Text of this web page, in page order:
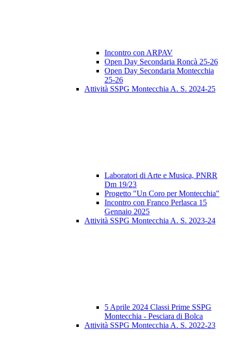
Incontro con ARPAV
Open Day Secondaria Roncà 25-26
Open Day Secondaria Montecchia
25-26
Attività SSPG Montecchia A. S. 2024-25
Laboratori di Arte e Musica, PNRR
Dm 19/23
Progetto "Un Coro per Montecchia"
Incontro con Franco Perlasca 15
Gennaio 2025
Attività SSPG Montecchia A. S. 2023-24
5 Aprile 2024 Classi Prime SSPG
Montecchia - Pesciara di Bolca
Attività SSPG Montecchia A. S. 2022-23